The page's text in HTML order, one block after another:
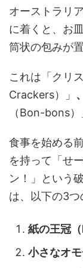
オーストラリ
に着くと、お
筒状の包みが
これは「クリ
Crackers）」
（Bon-bons
食事を始める
を持って「せ
ン！」という
は、以下の3つ
紙の王冠
小さなオ